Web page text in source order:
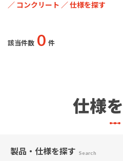
／ コンクリート ／ 仕様を探す
該当件数 0 件
仕様
製品・仕様を探す Search